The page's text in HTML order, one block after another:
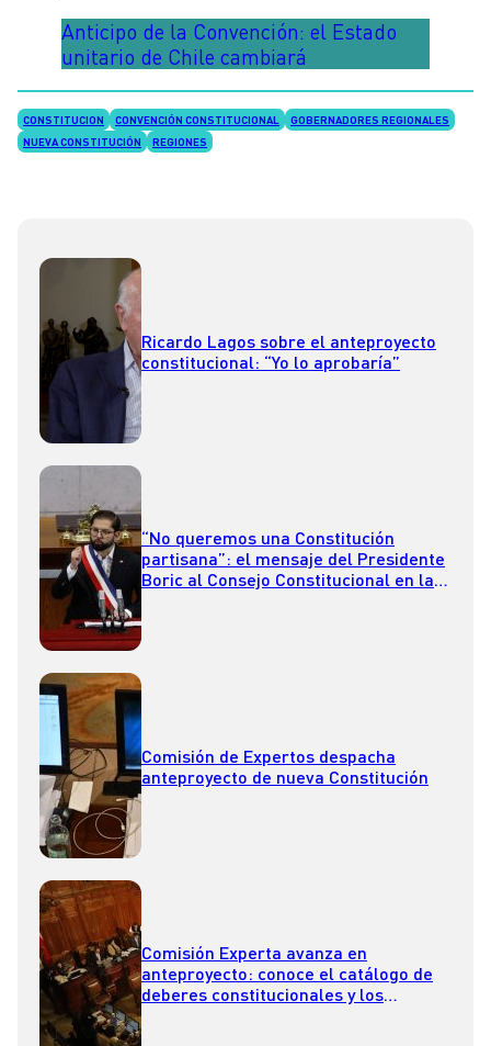
Anticipo de la Convención: el Estado
unitario de Chile cambiará
CONSTITUCION CONVENCIÓN CONSTITUCIONAL
GOBERNADORES REGIONALES
NUEVA CONSTITUCIÓN
REGIONES
Ricardo Lagos sobre el anteproyecto
constitucional: “Yo lo aprobaría”
“No queremos una Constitución
partisana”: el mensaje del Presidente
Boric al Consejo Constitucional en la
Comisión de Expertos despacha
anteproyecto de nueva Constitución
Comisión Experta avanza en
anteproyecto: conoce el catálogo de
deberes constitucionales y los